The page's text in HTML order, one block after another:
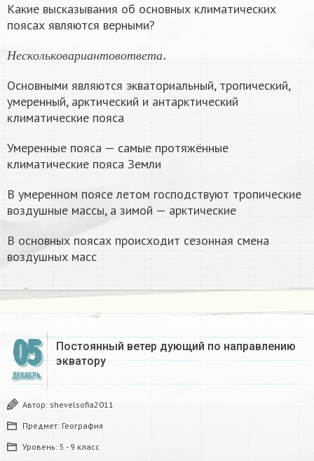
Какие высказывания об основных климатических
поясах являются верными?
Н е с к ол ьк о в а р и а н т о в о т в е т а
Основными являются экваториальный, тропический,
умеренный, арктический и антарктический
климатические пояса
Умеренные пояса — самые протяжённые
климатические пояса Земли
В умеренном поясе летом господствуют тропические
воздушные массы, а зимой — арктические
В основных поясах происходит сезонная смена
воздушных масс
05
ДЕКАБРЬ
Постоянный ветер дующий по направлению
экватору ​
Автор: shevelsofia2011
Предмет: География
Уровень: 5 - 9 класс